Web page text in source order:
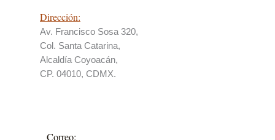
Dirección:
Av. Francisco Sosa 320,
Col. Santa Catarina,
Alcaldía Coyoacán,
CP. 04010, CDMX.
Correo: